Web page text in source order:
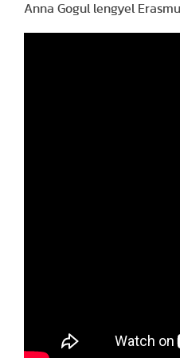
Anna Gogul lengyel